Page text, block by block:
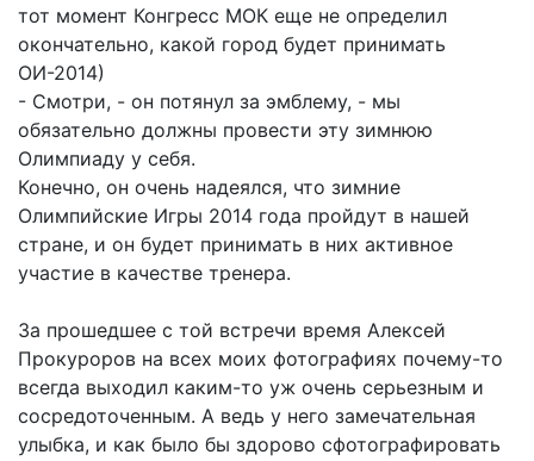
тот момент Конгресс МОК еще не определил
окончательно, какой город будет принимать
ОИ-2014)
- Смотри, - он потянул за эмблему, - мы
обязательно должны провести эту зимнюю
Олимпиаду у себя.
Конечно, он очень надеялся, что зимние
Олимпийские Игры 2014 года пройдут в нашей
стране, и он будет принимать в них активное
участие в качестве тренера.
За прошедшее с той встречи время Алексей
Прокуроров на всех моих фотографиях почему-то
всегда выходил каким-то уж очень серьезным и
сосредоточенным. А ведь у него замечательная
улыбка, и как было бы здорово сфотографировать